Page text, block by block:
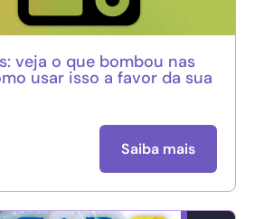
veja o que bombou nas
usar isso a favor da sua
Saiba mais